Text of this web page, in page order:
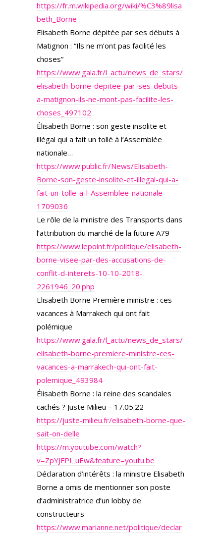
https://fr.m.wikipedia.org/wiki/%C3%89lisa
beth_Borne
Elisabeth Borne dépitée par ses débuts à
Matignon : “Ils ne m’ont pas facilité les
choses”
https://www.gala.fr/l_actu/news_de_stars/
elisabeth-borne-depitee-par-ses-debuts-
a-matignon-ils-ne-mont-pas-facilite-les-
choses_497102
Élisabeth Borne : son geste insolite et
illégal qui a fait un tollé à l’Assemblée
nationale…
https://www.public.fr/News/Elisabeth-
Borne-son-geste-insolite-et-illegal-qui-a-
fait-un-tolle-a-l-Assemblee-nationale-
1709036
Le rôle de la ministre des Transports dans
l’attribution du marché de la future A79
https://www.lepoint.fr/politique/elisabeth-
borne-visee-par-des-accusations-de-
conflit-d-interets-10-10-2018-
2261946_20.php
Elisabeth Borne Première ministre : ces
vacances à Marrakech qui ont fait
polémique
https://www.gala.fr/l_actu/news_de_stars/
elisabeth-borne-premiere-ministre-ces-
vacances-a-marrakech-qui-ont-fait-
polemique_493984
Élisabeth Borne : la reine des scandales
cachés ? Juste Milieu – 17.05.22
https://juste-milieu.fr/elisabeth-borne-que-
sait-on-delle
https://m.youtube.com/watch?
v=ZpYJFPI_uEw&feature=youtu.be
Déclaration d’intérêts : la ministre Elisabeth
Borne a omis de mentionner son poste
d’administratrice d’un lobby de
constructeurs
https://www.marianne.net/politique/declar